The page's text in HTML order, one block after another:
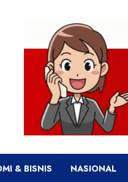
& BISNIS NASIONAL